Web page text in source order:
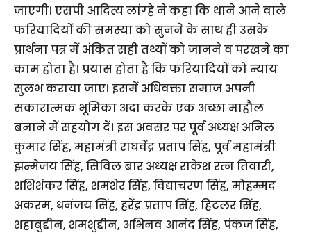
जाएगी। एसपी आदित्य लांग्हे ने कहा कि थाने आने वाले
फरियादियों की समस्या को सुनने के साथ ही उसके
प्रार्थना पत्र में अंकित सही तथ्यों को जानने व परखने का
काम होता है। प्रयास होता है कि फरियादियों को न्याय
सुलभ कराया जाए। इसमें अधिवक्ता समाज अपनी
सकारात्मक भूमिका अदा करके एक अच्छा माहौल
बनाने में सहयोग दें। इस अवसर पर पूर्व अध्यक्ष अनिल
कुमार सिंह, महामंत्री राघवेंद्र प्रताप सिंह, पूर्व महामंत्री
झन्मेजय सिंह, सिविल बार अध्यक्ष राकेश रत्न तिवारी,
शशिशंकर सिंह, शमशेर सिंह, विद्याचरण सिंह, मोहम्मद
अकरम, धनंजय सिंह, हरेंद्र प्रताप सिंह, हिटलर सिंह,
शहाबुद्दीन, शमशुद्दीन, अभिनव आनंद सिंह, पंकज सिंह,